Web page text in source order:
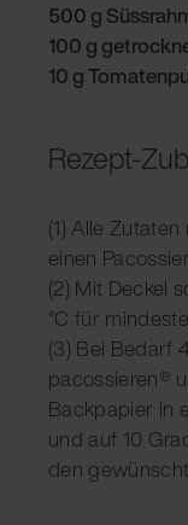
500 g
100 g
10 g
Rezept-
(1) Alle
einen
(2) Mit Deckel
°C für
(3) Bei Bedarf
pacossieren®
Backpapier in
und auf 10
den